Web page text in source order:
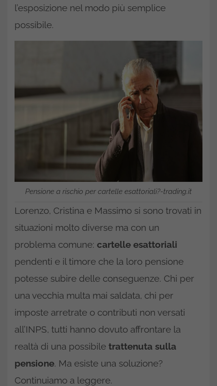
l’esposizione nel modo più semplice
possibile.
Pensione a rischio per cartelle esattoriali?-trading.it
Lorenzo, Cristina e Massimo si sono trovati in
situazioni molto diverse ma con un
problema comune: cartelle esattoriali
pendenti e il timore che la loro pensione
potesse subire delle conseguenze. Chi per
una vecchia multa mai saldata, chi per
imposte arretrate o contributi non versati
all’INPS, tutti hanno dovuto affrontare la
realtà di una possibile trattenuta sulla
pensione. Ma esiste una soluzione?
Continuiamo a leggere.